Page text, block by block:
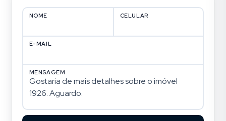
NOME CELULAR
E-MAIL
MENSAGEM